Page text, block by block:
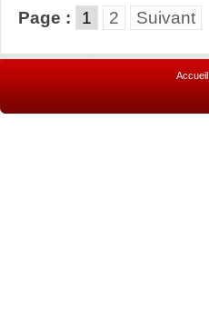
Page : 1 2 Suivant
Accueil